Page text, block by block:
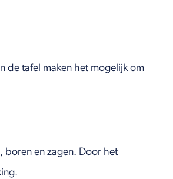
de tafel maken het mogelijk om
boren en zagen. Door het